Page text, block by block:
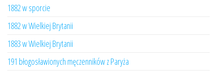
1882 w sporcie
1882 w Wielkiej Brytanii
1883 w Wielkiej Brytanii
191 błogosławionych męczenników z Paryża